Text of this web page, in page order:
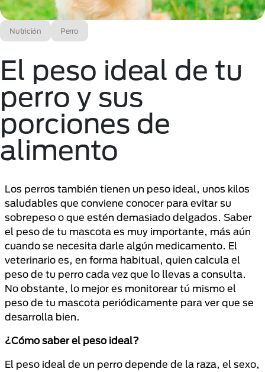
Nutrición Perro
El peso ideal de tu
perro y sus
porciones de
alimento
Los perros también tienen un peso ideal, unos kilos
saludables que conviene conocer para evitar su
sobrepeso o que estén demasiado delgados. Saber
el peso de tu mascota es muy importante, más aún
cuando se necesita darle algún medicamento. El
veterinario es, en forma habitual, quien calcula el
peso de tu perro cada vez que lo llevas a consulta.
No obstante, lo mejor es monitorear tú mismo el
peso de tu mascota periódicamente para ver que se
desarrolla bien.
¿Cómo saber el peso ideal?
El peso ideal de un perro depende de la raza, el sexo,